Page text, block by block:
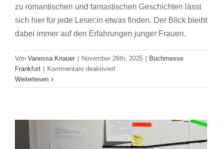
zu romantischen und fantastischen Geschichten lässt
sich hier für jede Leser:in etwas finden. Der Blick bleibt
dabei immer auf den Erfahrungen junger Frauen.
Von Vanessa Knauer November 26th, 2025
Buchmesse
Frankfurt
Kommentare deaktiviertfür
der
die
Zielgruppe
–
Weiterlesen Praktika, Ausbildungen und mehr: